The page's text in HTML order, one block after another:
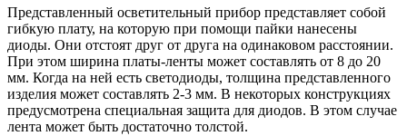
Представленный осветительный прибор представляет собой
гибкую плату, на которую при помощи пайки нанесены
диоды. Они отстоят друг от друга на одинаковом расстоянии.
При этом ширина платы-ленты может составлять от 8 до 20
мм. Когда на ней есть светодиоды, толщина представленного
изделия может составлять 2-3 мм. В некоторых конструкциях
предусмотрена специальная защита для диодов. В этом случае
лента может быть достаточно толстой.